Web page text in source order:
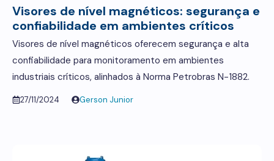
Visores de nível magnéticos: segurança e
confiabilidade em ambientes críticos
Visores de nível magnéticos oferecem segurança e alta
confiabilidade para monitoramento em ambientes
industriais críticos, alinhados à Norma Petrobras N-1882.
27/11/2024 Gerson Junior